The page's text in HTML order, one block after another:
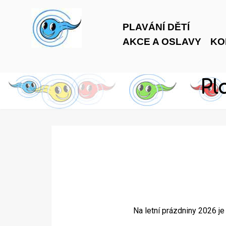
PLAVÁNÍ DĚTÍ
AKCE A OSLAVY
Na letní prázdniny 2026